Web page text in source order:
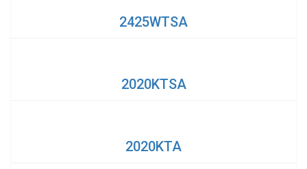
2425WTSA
2020KTSA
2020KTA